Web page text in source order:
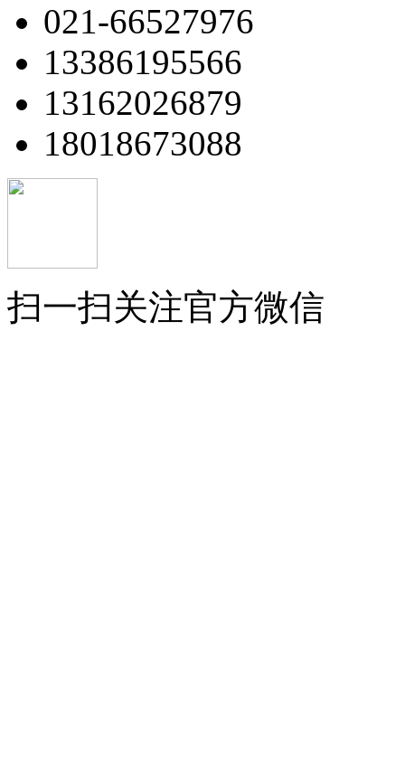
021-66527976
13386195566
13162026879
18018673088
扫一扫关注官方微信